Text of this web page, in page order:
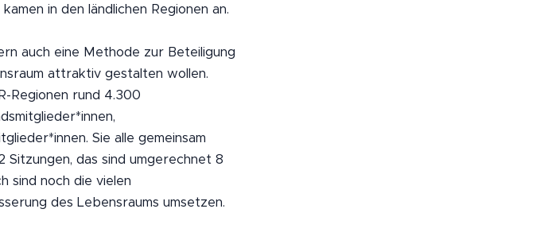
in den ländlichen Regionen an.
auch eine Methode zur Beteiligung
attraktiv gestalten wollen.
Regionen rund 4.300
Sie alle gemeinsam
das sind umgerechnet 8
sind noch die vielen
des Lebensraums umsetzen.